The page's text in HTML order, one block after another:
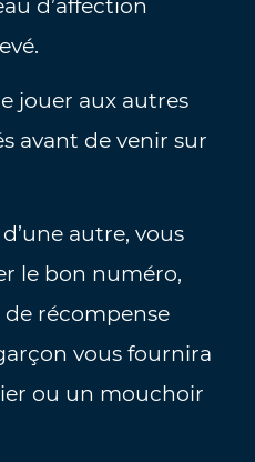
d’affection
jouer aux autres
avant de venir sur
autre, vous
le bon numéro,
de récompense
vous fournira
ou un mouchoir